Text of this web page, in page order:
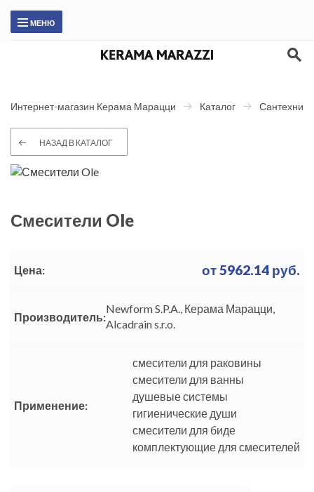
МЕНЮ
Интернет-магазин Керама Марацци Каталог Сантехника
НАЗАД В КАТАЛОГ
Смесители Ole
Цена: от5962.14 руб.
Производитель:
Newform S.P.A., Керама Марацци,
Alcadrain s.r.o.
Применение:
смесители для раковины
смесители для ванны
душевые системы
гигиенические души
смесители для биде
комплектующие для смесителей